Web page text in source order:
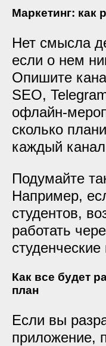
Маркетинг: как
Нет смысла
если о нем
Опишите
SEO,
офлайн-
сколько
каждый
Подумайте
Например,
студентов,
работать
Как все будет
план
Если вы
приложение,